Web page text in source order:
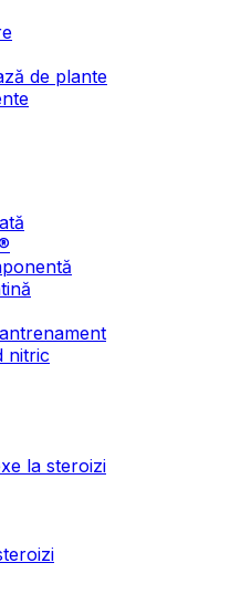
de plante
nitric
la steroizi